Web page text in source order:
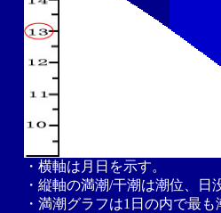
・横軸は月日を示す。
・縦軸の満潮/干潮は潮位、
・満潮グラフは1日の内で最